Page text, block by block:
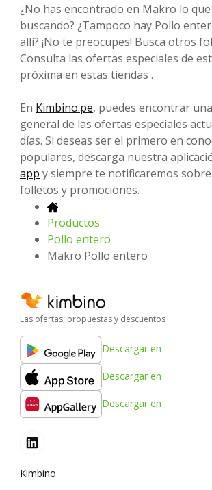
¿No has encontrado en Makro lo
buscando? ¿Tampoco hay Pollo
allí? ¡No te preocupes! Busca otros
Consulta las ofertas especiales de
próxima en estas tiendas .
En Kimbino.pe, puedes encontrar
general de las ofertas especiales
días. Si deseas ser el primero en
populares, descarga nuestra
app y siempre te notificaremos
folletos y promociones.
Productos
Pollo entero
Makro Pollo entero
Las ofertas, propuestas y descuentos
Descargar en
Descargar en
Descargar en
Kimbino